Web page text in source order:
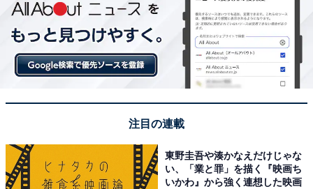
注目の連載
東野圭吾や湊かなえだけじゃな
い、「業と罪」を描く『映画ち
いかわ』から強く連想した映画